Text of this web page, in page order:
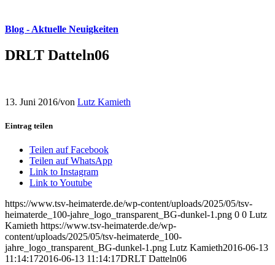
Blog - Aktuelle Neuigkeiten
DRLT Datteln06
13. Juni 2016/von Lutz Kamieth
Eintrag teilen
Teilen auf Facebook
Teilen auf WhatsApp
Link to Instagram
Link to Youtube
https://www.tsv-heimaterde.de/wp-content/uploads/2025/05/tsv-
heimaterde_100-jahre_logo_transparent_BG-dunkel-1.png 0 0 Lutz
Kamieth https://www.tsv-heimaterde.de/wp-
content/uploads/2025/05/tsv-heimaterde_100-
jahre_logo_transparent_BG-dunkel-1.png Lutz Kamieth2016-06-13
11:14:172016-06-13 11:14:17DRLT Datteln06